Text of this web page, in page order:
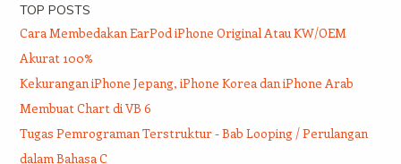
TOP POSTS
Cara Membedakan EarPod iPhone Original Atau KW/OEM
Akurat 100%
Kekurangan iPhone Jepang, iPhone Korea dan iPhone Arab
Membuat Chart di VB 6
Tugas Pemrograman Terstruktur - Bab Looping / Perulangan
dalam Bahasa C